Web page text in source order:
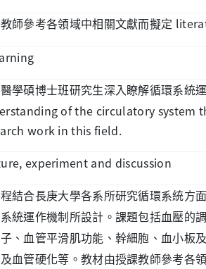
師參考各領域中相關文獻而擬定
學碩博士班研究生深入瞭解循環系統
of the circulatory system
work in this field.
experiment and discussion
結合長庚大學各系所研究循環系統方
統運作機制所設計。課題包括血壓的
、血管平滑肌功能、幹細胞、血小板
血管硬化等。教材由授課教師參考各